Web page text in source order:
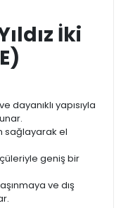
İki
dayanıklı yapısıyla
sağlayarak el
geniş bir
ve dış